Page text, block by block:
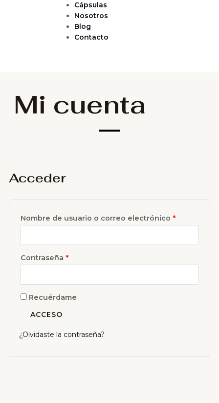
Cápsulas
Nosotros
Blog
Contacto
Mi cuenta
Acceder
Nombre de usuario o correo electrónico *
Contraseña *
Recuérdame
ACCESO
¿Olvidaste la contraseña?